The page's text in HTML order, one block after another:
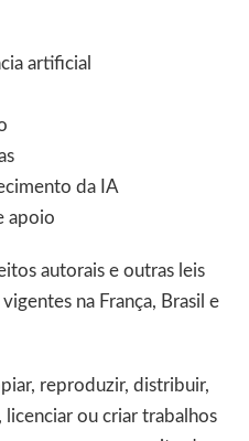
artificial
da IA
apoio
autorais e outras leis
na França, Brasil e
reproduzir, distribuir,
ou criar trabalhos